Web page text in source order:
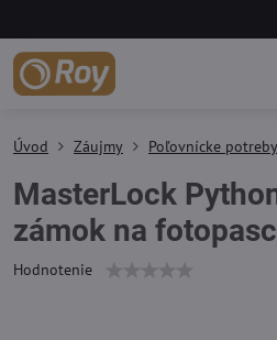
Úvod Záujmy Poľovnícke
MasterLock
zámok na
Hodnotenie